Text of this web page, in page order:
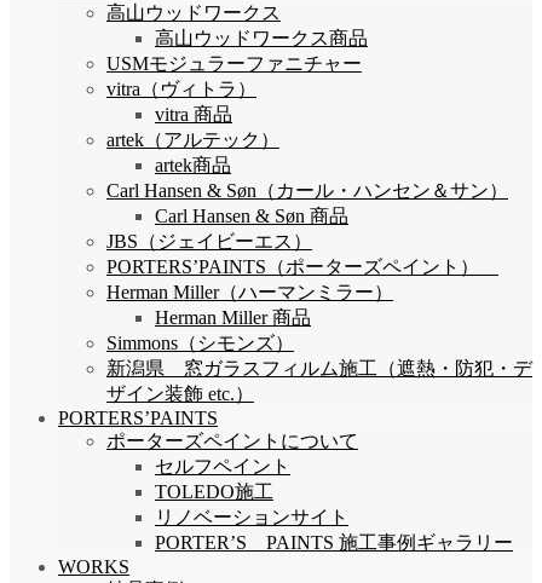
高山ウッドワークス
高山ウッドワークス商品
USMモジュラーファニチャー
vitra（ヴィトラ）
vitra 商品
artek（アルテック）
artek商品
Carl Hansen & Søn（カール・ハンセン＆サン）
Carl Hansen & Søn 商品
JBS（ジェイビーエス）
PORTERS’PAINTS（ポーターズペイント）
Herman Miller（ハーマンミラー）
Herman Miller 商品
Simmons（シモンズ）
新潟県 窓ガラスフィルム施工（遮熱・防犯・デ
ザイン装飾 etc.）
PORTERS’PAINTS
ポーターズペイントについて
セルフペイント
TOLEDO施工
リノベーションサイト
PORTER’S PAINTS 施工事例ギャラリー
WORKS